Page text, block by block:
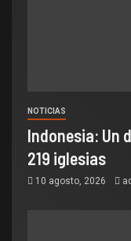
NOTICIAS
Indonesia: Un
219 iglesias
10 agosto, 2026